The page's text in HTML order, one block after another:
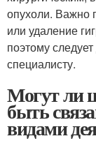
опухоли. Важно
или удаление
поэтому
специалисту.
Могут ли
быть
видами